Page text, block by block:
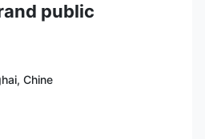
public
Chine